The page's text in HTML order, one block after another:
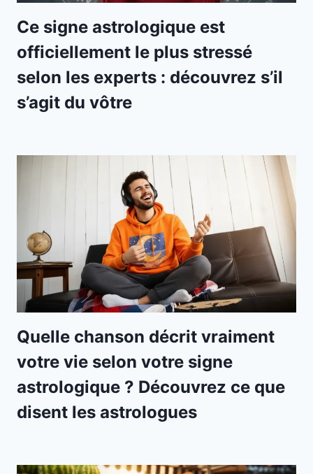
Ce signe astrologique est
officiellement le plus stressé
selon les experts : découvrez s’il
s’agit du vôtre
Quelle chanson décrit vraiment
votre vie selon votre signe
astrologique ? Découvrez ce que
disent les astrologues